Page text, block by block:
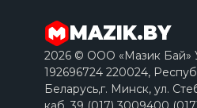
MAZIK.BY
2026 © ООО «Мазик Бай»
192696724 220024,
Беларусь,г. Минск, ул.